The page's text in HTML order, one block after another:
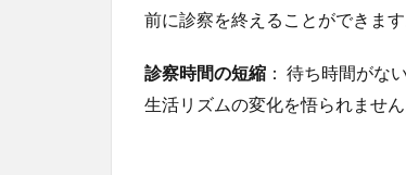
前に診察を終えることができます
診察時間の短縮 ： 待ち時間がな
生活リズムの変化を悟られません